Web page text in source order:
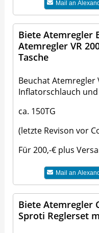
Mail an
Biete Atemregler
Atemregler VR
Tasche
Beuchat Atemregler
Inflatorschlauch und
ca. 150TG
(letzte Revison vor
Für 200,-€ plus
Mail an
Biete Atemregler
Sproti Reglerset